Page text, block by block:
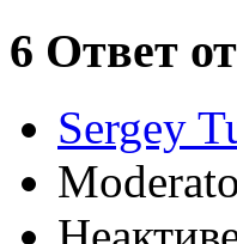
6 Ответ от
Sergey